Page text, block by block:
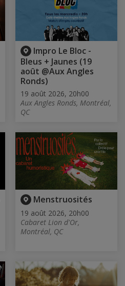
Impro Le Bloc -
Bleus + Jaunes (19
août @Aux Angles
Ronds)
19 août 2026, 20h00
Aux Angles Ronds, Montréal,
QC
Menstruosités
19 août 2026, 20h00
Cabaret Lion d'Or,
Montréal, QC